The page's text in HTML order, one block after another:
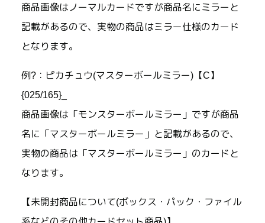
商品画像はノーマルカードですが商品名にミラーと
記載があるので、実物の商品はミラー仕様のカード
となります。
例?：ピカチュウ(マスターボールミラー)【C】
{025/165}_
商品画像は「モンスターボールミラー」ですが商品
名に「マスターボールミラー」と記載があるので、
実物の商品は「マスターボールミラー」のカードと
なります。
【未開封商品について(ボックス・パック・ファイル